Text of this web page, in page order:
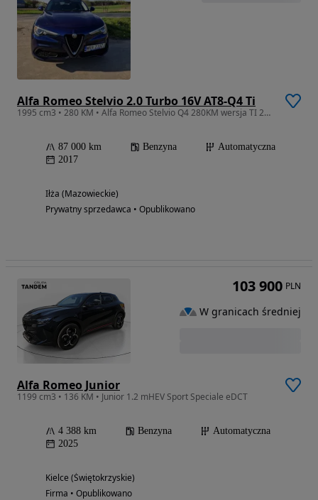
Alfa Romeo Stelvio 2.0 Turbo 16V AT8-Q4 Ti
1995 cm3 • 280 KM • Alfa Romeo Stelvio Q4 280KM wersja TI 2017 bardzo zadbana
87 000 km Benzyna
Automatyczna
2017
Iłża (Mazowieckie)
Prywatny sprzedawca • Opublikowano
Alfa Romeo Junior
1199 cm3 • 136 KM • Junior 1.2 mHEV Sport Speciale eDCT
4 388 km Benzyna
Automatyczna
2025
Kielce (Świętokrzyskie)
Firma • Opublikowano
103 900 PLN
W granicach średniej